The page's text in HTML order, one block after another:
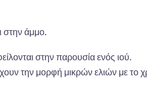
στην άμμο.
στην παρουσία ενός ιού.
την μορφή μικρών ελιών με το